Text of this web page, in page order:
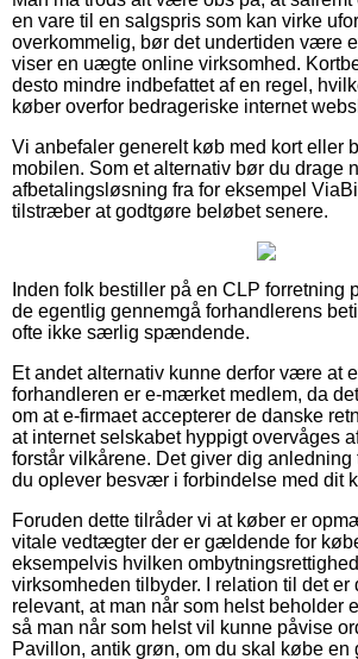
en vare til en salgspris som kan virke
overkommelig, bør det undertiden være
viser en uægte online virksomhed.
desto mindre indbefattet af en regel,
køber overfor bedrageriske internet
Vi anbefaler generelt køb med kort eller
mobilen. Som et alternativ bør du drage
afbetalingsløsning fra for eksempel
tilstræber at godtgøre beløbet senere.
Inden folk bestiller på en CLP forretning
de egentlig gennemgå forhandlerens
ofte ikke særlig spændende.
Et andet alternativ kunne derfor være at
forhandleren er e-mærket medlem, da
om at e-firmaet accepterer de danske
at internet selskabet hyppigt overvåges
forstår vilkårene. Det giver dig
du oplever besvær i forbindelse med dit
Foruden dette tilråder vi at køber er
vitale vedtægter der er gældende for
eksempelvis hvilken
virksomheden tilbyder. I relation til det er
relevant, at man når som helst beholder
så man når som helst vil kunne påvise
Pavillon, antik grøn, om du skal købe en